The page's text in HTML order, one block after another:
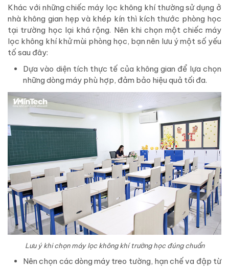
Khác với những chiếc máy lọc không khí thường sử dụng ở
nhà không gian hẹp và khép kín thì kích thước phòng học
tại trường học lại khá rộng. Nên khi chọn một chiếc máy
lọc không khí khử mùi phòng học, bạn nên lưu ý một số yếu
tố sau đây:
Dựa vào diện tích thực tế của không gian để lựa chọn
những dòng máy phù hợp, đảm bảo hiệu quả tối đa.
Lưu ý khi chọn máy lọc không khí trường học đúng chuẩn
Nên chọn các dòng máy treo tường, hạn chế va đập từ